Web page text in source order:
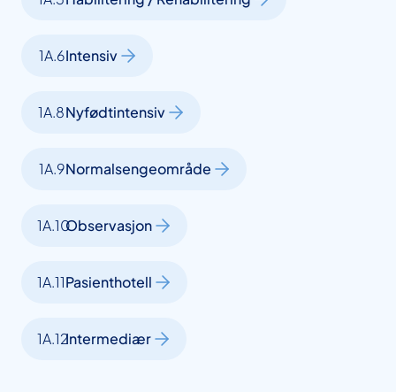
1A.6Intensiv
1A.8Nyfødtintensiv
1A.9Normalsengeområde
1A.10Observasjon
1A.11Pasienthotell
1A.12Intermediær